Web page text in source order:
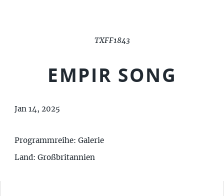
TXFF1843
EMPIR SONG
Jan 14, 2025
Programmreihe: Galerie
Land: Großbritannien